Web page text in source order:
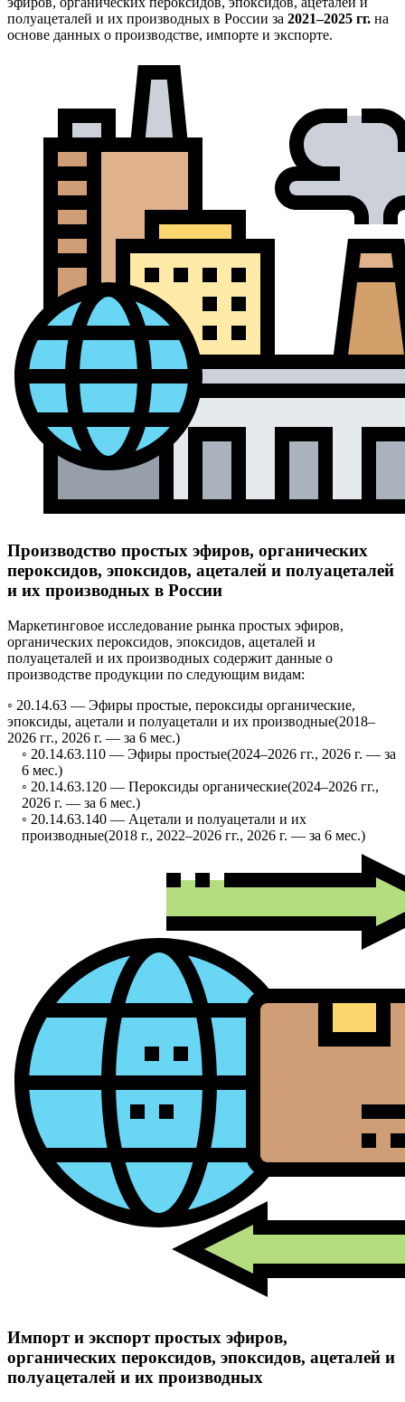
полуацеталей и их производных в России за 2021–2025 гг. на
основе данных о производстве, импорте и экспорте.
Производство простых эфиров, органических
пероксидов, эпоксидов, ацеталей и полуацеталей
и их производных в России
Маркетинговое исследование рынка простых эфиров,
органических пероксидов, эпоксидов, ацеталей и
полуацеталей и их производных содержит данные о
производстве продукции по следующим видам:
◦ 20.14.63 — Эфиры простые, пероксиды органические,
эпоксиды, ацетали и полуацетали и их производные(2018–
2026 гг., 2026 г. — за 6 мес.)
◦ 20.14.63.110 — Эфиры простые(2024–2026 гг., 2026 г. — за
6 мес.)
◦ 20.14.63.120 — Пероксиды органические(2024–2026 гг.,
2026 г. — за 6 мес.)
◦ 20.14.63.140 — Ацетали и полуацетали и их
производные(2018 г., 2022–2026 гг., 2026 г. — за 6 мес.)
Импорт и экспорт простых эфиров,
органических пероксидов, эпоксидов, ацеталей и
полуацеталей и их производных